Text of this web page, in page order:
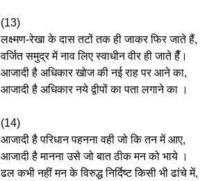
(13)
लक्ष्मण-रेखा के दास तटों तक ही जाकर फिर जाते हैं,
वर्जित समुद्र में नाव लिए स्वाधीन वीर ही जाते हैँ।
आजादी है अधिकार खोज की नई राह पर आने का,
आजादी है अधिकार नये द्वीपों का पता लगाने का ।
(14)
आजादी है परिधान पहनना वही जो कि तन में आए,
आजादी है मानना उसे जो बात ठीक मन को भाये ।
ढल कभी नहीं मन के विरुद्ध निर्दिष्ट किसी भी ढांचे में,